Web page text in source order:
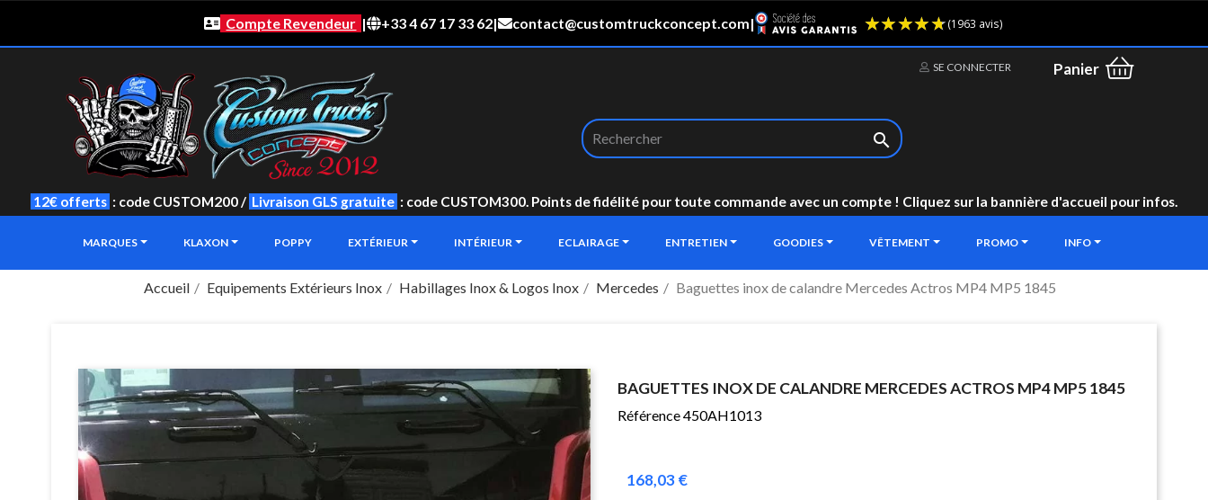
Compte Revendeur | +33 4 67 17 33 62| contact@customtruckconcept.com|
SE CONNECTER Panier

12€ offerts : code CUSTOM200 / Livraison GLS gratuite : code CUSTOM300. Points de fidélité pour toute commande avec un compte ! Cliquez sur la bannière d'accueil pour infos.
MARQUES KLAXON POPPY EXTÉRIEUR INTÉRIEUR ECLAIRAGE ENTRETIEN GOODIES VÊTEMENT PROMO INFO
Accueil Equipements Extérieurs Inox Habillages Inox & Logos Inox Mercedes Baguettes inox de calandre Mercedes Actros MP4 MP5 1845
BAGUETTES INOX DE CALANDRE MERCEDES ACTROS MP4 MP5 1845
Référence 450AH1013
168,03 €